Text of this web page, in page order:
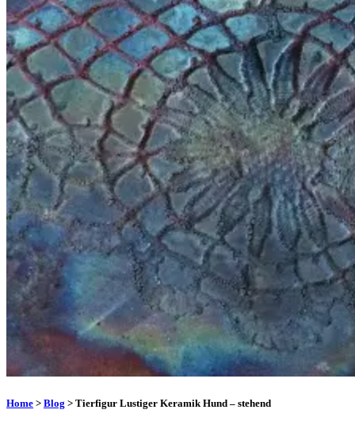
Home > Blog > Tierfigur Lustiger Keramik Hund – stehend